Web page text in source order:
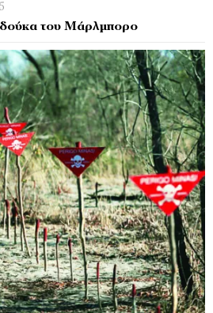
του Μάρλμπορο